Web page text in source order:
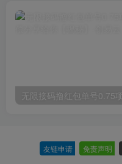
友链申请 免责声明